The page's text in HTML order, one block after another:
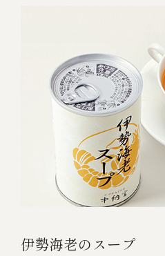
伊勢海老のスープ